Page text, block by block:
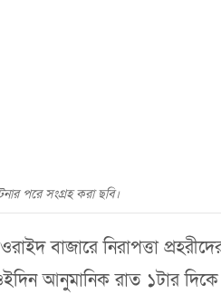
পরে সংগ্রহ করা ছবি।
বাজারে নিরাপত্তা
আনুমানিক রাত ১টার দিকে